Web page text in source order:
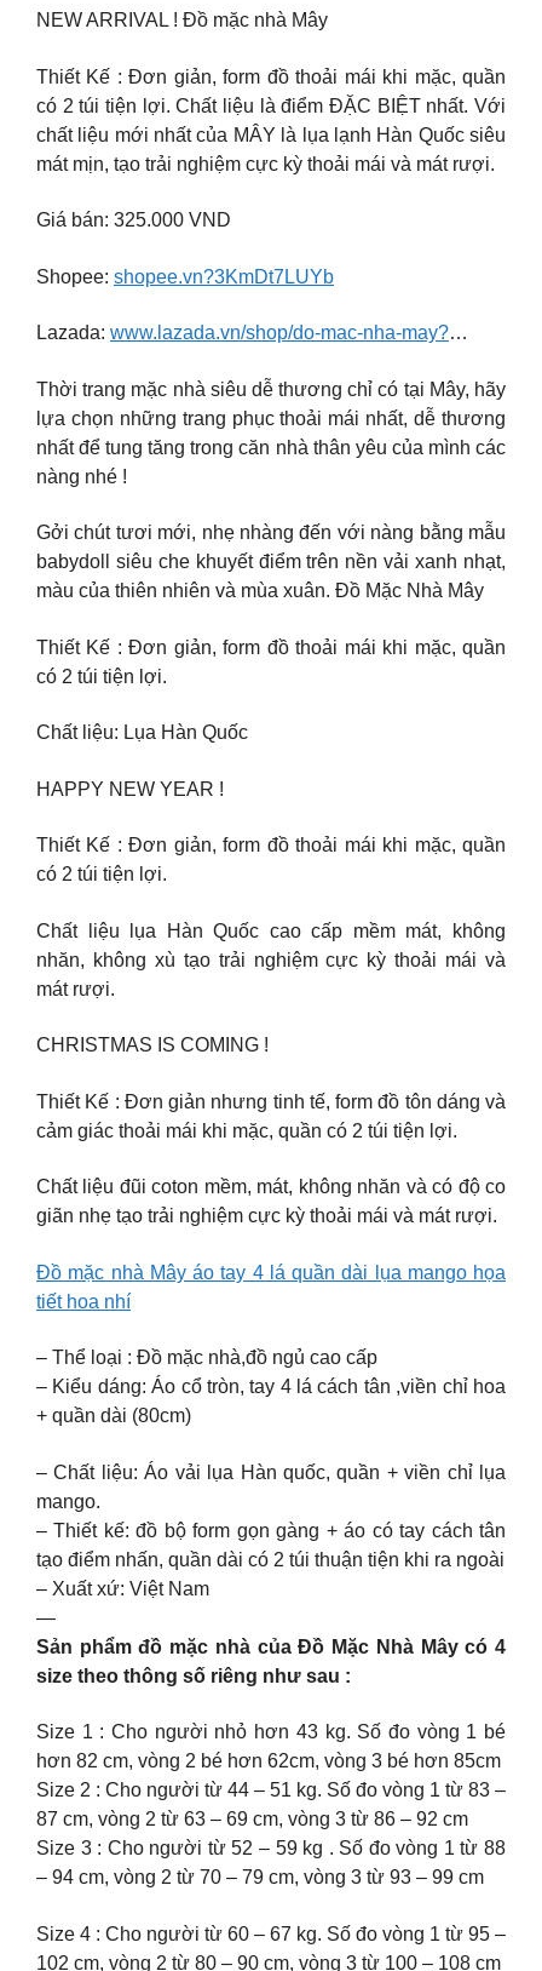
NEW ARRIVAL ! Đồ mặc nhà Mây
Thiết Kế : Đơn giản, form đồ thoải mái khi mặc, quần
có 2 túi tiện lợi. Chất liệu là điểm ĐẶC BIỆT nhất. Với
chất liệu mới nhất của MÂY là lụa lạnh Hàn Quốc siêu
mát mịn, tạo trải nghiệm cực kỳ thoải mái và mát rượi.
Giá bán: 325.000 VND
Shopee: shopee.vn?3KmDt7LUYb
Lazada: www.lazada.vn/shop/do-mac-nha-may?…
Thời trang mặc nhà siêu dễ thương chỉ có tại Mây, hãy
lựa chọn những trang phục thoải mái nhất, dễ thương
nhất để tung tăng trong căn nhà thân yêu của mình các
nàng nhé !
Gởi chút tươi mới, nhẹ nhàng đến với nàng bằng mẫu
babydoll siêu che khuyết điểm trên nền vải xanh nhạt,
màu của thiên nhiên và mùa xuân. Đồ Mặc Nhà Mây
Thiết Kế : Đơn giản, form đồ thoải mái khi mặc, quần
có 2 túi tiện lợi.
Chất liệu: Lụa Hàn Quốc
HAPPY NEW YEAR !
Thiết Kế : Đơn giản, form đồ thoải mái khi mặc, quần
có 2 túi tiện lợi.
Chất liệu lụa Hàn Quốc cao cấp mềm mát, không
nhăn, không xù tạo trải nghiệm cực kỳ thoải mái và
mát rượi.
CHRISTMAS IS COMING !
Thiết Kế : Đơn giản nhưng tinh tế, form đồ tôn dáng và
cảm giác thoải mái khi mặc, quần có 2 túi tiện lợi.
Chất liệu đũi coton mềm, mát, không nhăn và có độ co
giãn nhẹ tạo trải nghiệm cực kỳ thoải mái và mát rượi.
Đồ mặc nhà Mây áo tay 4 lá quần dài lụa mango họa
tiết hoa nhí
– Thể loại : Đồ mặc nhà,đồ ngủ cao cấp
– Kiểu dáng: Áo cổ tròn, tay 4 lá cách tân ,viền chỉ hoa
+ quần dài (80cm)
– Chất liệu: Áo vải lụa Hàn quốc, quần + viền chỉ lụa
mango.
– Thiết kế: đồ bộ form gọn gàng + áo có tay cách tân
tạo điểm nhấn, quần dài có 2 túi thuận tiện khi ra ngoài
– Xuất xứ: Việt Nam
—
Sản phẩm đồ mặc nhà của Đồ Mặc Nhà Mây có 4
size theo thông số riêng như sau :
Size 1 : Cho người nhỏ hơn 43 kg. Số đo vòng 1 bé
hơn 82 cm, vòng 2 bé hơn 62cm, vòng 3 bé hơn 85cm
Size 2 : Cho người từ 44 – 51 kg. Số đo vòng 1 từ 83 –
87 cm, vòng 2 từ 63 – 69 cm, vòng 3 từ 86 – 92 cm
Size 3 : Cho người từ 52 – 59 kg . Số đo vòng 1 từ 88
– 94 cm, vòng 2 từ 70 – 79 cm, vòng 3 từ 93 – 99 cm
Size 4 : Cho người từ 60 – 67 kg. Số đo vòng 1 từ 95 –
102 cm, vòng 2 từ 80 – 90 cm, vòng 3 từ 100 – 108 cm